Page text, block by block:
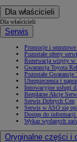
Dla właścicieli
Dla właścicieli
Serwis
Promocje i sezonowe
Pozostałe oferty
Rezerwacja wizyty w
Gwarancja Toyota
Pozostałe Gwarancje
Ubezpieczenia i
Innowacyjne usługi
Bezpłatne Akcje
Serwis Dobrych Cen
Serwis w ASO się
Dostęp do informacji
Wykaz wydanych
Oryginalne części i